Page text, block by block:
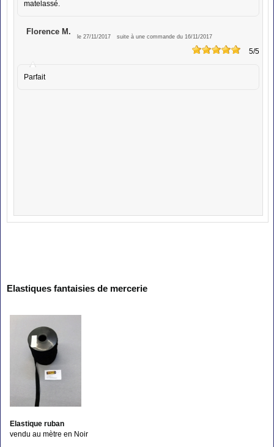
matelassé.
Florence M.
le 27/11/2017 suite à une commande du 16/11/2017
5/5
Parfait
Elastiques fantaisies de mercerie
Elastique ruban
vendu au mètre en Noir